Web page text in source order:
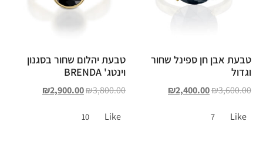
טבעת אבן חן ספינל שחור
וגדול
₪3,600.00
₪2,400.00
Like
7
טבעת יהלום שחור בסגנון
וינטג' BRENDA
₪3,800.00
₪2,900.00
Like
10